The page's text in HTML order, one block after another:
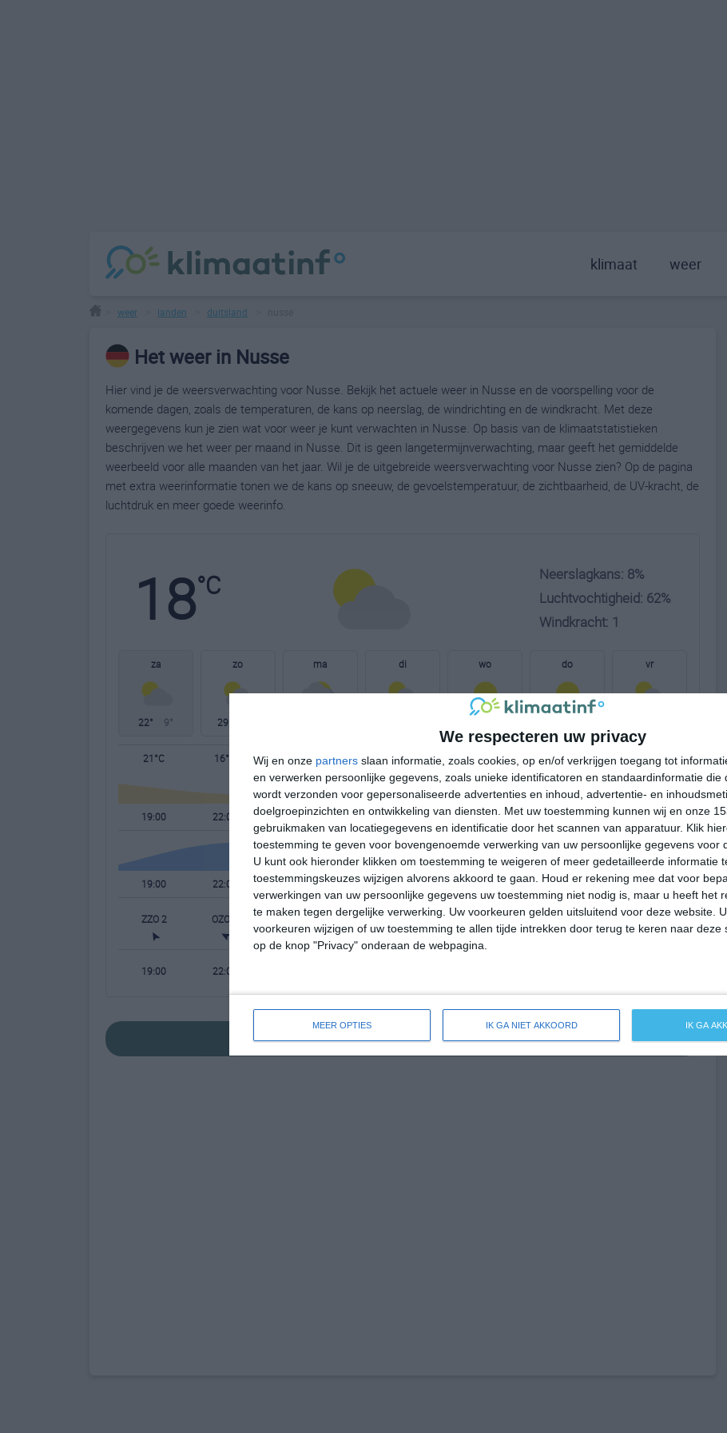
We respecteren uw privacy
Wij en onze partners slaan informatie, zoals cookies, op en/of verkrijgen toegang tot
en verwerken persoonlijke gegevens, zoals unieke identificatoren en standaardinformatie die
wordt verzonden voor gepersonaliseerde advertenties en inhoud, advertentie- en
doelgroepinzichten en ontwikkeling van diensten.
Met uw toestemming kunnen wij en onze
gebruikmaken van locatiegegevens en identificatie door het scannen van apparatuur. Klik
toestemming te geven voor bovengenoemde verwerking van uw persoonlijke gegevens voor
U kunt ook hieronder klikken om toestemming te weigeren of meer gedetailleerde informatie
toestemmingskeuzes wijzigen alvorens akkoord te gaan.
Houd er rekening mee dat voor
verwerkingen van uw persoonlijke gegevens uw toestemming niet nodig is, maar u heeft het
te maken tegen dergelijke verwerking. Uw voorkeuren gelden uitsluitend voor deze website.
voorkeuren wijzigen of uw toestemming te allen tijde intrekken door terug te keren naar deze
op de knop "Privacy" onderaan de webpagina.
MEER OPTIES IK GA NIET AKKOORD IK GA
klimaat weer
weer landen duitsland
Het weer in Nusse
Hier vind je de weersverwachting voor Nusse. Bekijk het actuele weer in Nusse en de voorspelling voor de
komende dagen, zoals de temperaturen, de kans op neerslag, de windrichting en de windkracht. Met deze
weergegevens kun je zien wat voor weer je kunt verwachten in Nusse. Op basis van de klimaatstatistieken
beschrijven we het weer per maand in Nusse. Dit is geen langetermijnverwachting, maar geeft het gemiddelde
weerbeeld voor alle maanden van het jaar. Wil je de uitgebreide weersverwachting voor Nusse zien? Op de pagina
met extra weerinformatie tonen we de kans op sneeuw, de gevoelstemperatuur, de zichtbaarheid, de UV-kracht, de
luchtdruk en meer goede weerinfo.
18°C
Neerslagkans: 8%
Luchtvochtigheid: 62%
Windkracht: 1
za
22° 9°
zo
29°
ma di wo do vr
21°C 16°C 13°C 13°C 13°C 19°C 25°C 29°C
19:00 22:00 01:00 04:00 07:00 10:00 13:00 16:00
19:00 22:00 01:00 04:00 07:00 10:00 13:00 16:00
ZZO 2 OZO 1 ZO 1 ZO 2 ZO 2 ZO 3 ZZO 3 ZZW 3
19:00 22:00
bekijk de uitgebreide weersverwachting voor Nusse